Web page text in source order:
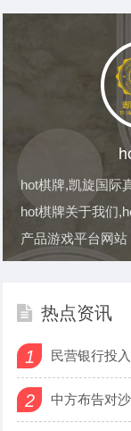
hot棋牌,凯旋国际
hot棋牌关于我们
产品游戏平台网站
热点资讯
1
2